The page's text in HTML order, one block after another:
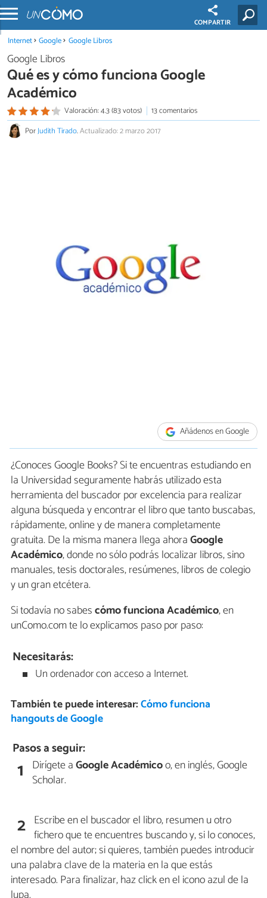
COMPARTIR
Internet Google Google Libros
Google Libros
Qué es y cómo funciona Google
Académico
Valoración: 4.3 (83 votos)
13 comentarios
PorJudith Tirado.Actualizado: 2 marzo 2017
Añádenos en Google
¿Conoces Google Books? Si te encuentras estudiando en
la Universidad seguramente habrás utilizado esta
herramienta del buscador por excelencia para realizar
alguna búsqueda y encontrar el libro que tanto buscabas,
rápidamente, online y de manera completamente
gratuita. De la misma manera llega ahoraGoogle
Académico, donde no sólo podrás localizar libros, sino
manuales, tesis doctorales, resúmenes, libros de colegio
y un gran etcétera.
Si todavía no sabescómo funciona Académico, en
unComo.com te lo explicamos paso por paso:
Necesitarás:
Un ordenador con acceso a Internet.
También te puede interesar:Cómo funciona
hangouts de Google
Pasos a seguir:
1 Dirígete aGoogle Académicoo, en inglés, Google
Scholar.
2 Escribe en el buscador el libro, resumen u otro
fichero que te encuentres buscando y, si lo conoces,
el nombre del autor; si quieres, también puedes introducir
una palabra clave de la materia en la que estás
interesado. Para finalizar, haz click en el icono azul de la